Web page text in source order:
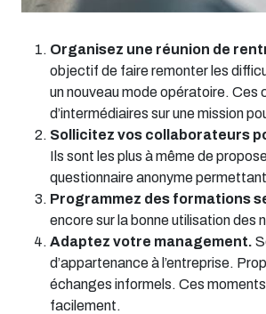
Organisez une réunion de
objectif de faire remonter les
un nouveau mode opératoire. Ces
d’intermédiaires sur une mission
Sollicitez vos collaborateurs
Ils sont les plus à même de
questionnaire anonyme
Programmez des formations
encore sur la bonne utilisation des
Adaptez votre management.
d’appartenance à l’entreprise.
échanges informels. Ces
facilement.